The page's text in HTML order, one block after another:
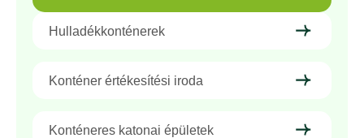
Hulladékkonténerek
Konténer értékesítési iroda
Konténeres katonai épületek